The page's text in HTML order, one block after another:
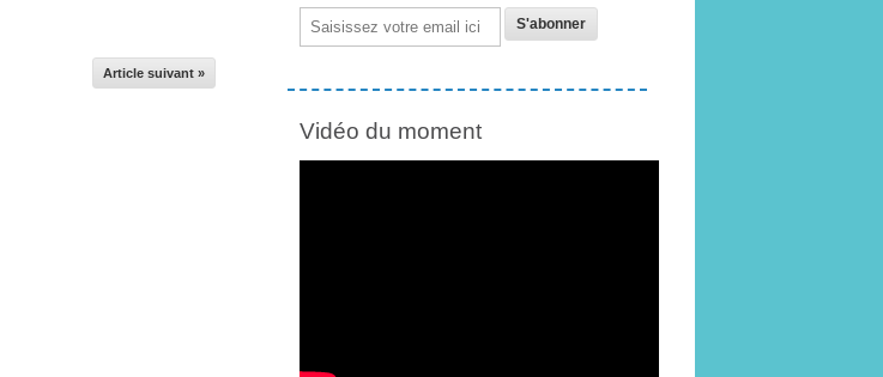
Article suivant »
Email
Vidéo du moment